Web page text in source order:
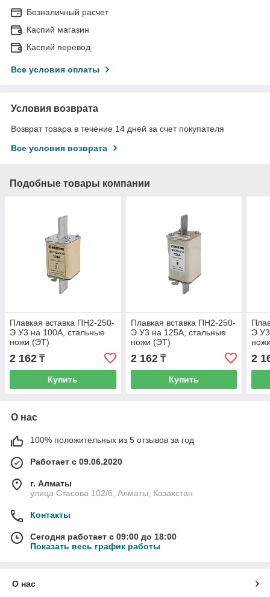
Безналичный расчет
Каспий магазин
Каспий перевод
Все условия оплаты
Условия возврата
Возврат товара в течение 14 дней за счет покупателя
Все условия возврата
Подобные товары компании
Плавкая вставка ПН2-250-
Э У3 на 100А, стальные
ножи (ЭТ)
2 162 ₸
Купить
Плавкая вставка ПН2-250-
Э У3 на 125А, стальные
ножи (ЭТ)
2 162₸
Купить
Э
2
О нас
100% положительных из 5 отзывов за год
Работает с 09.06.2020
г. Алматы
улица Стасова 102/6, Алматы, Казахстан
Контакты
Сегодня работает с 09:00 до 18:00
Показать весь график работы
О нас